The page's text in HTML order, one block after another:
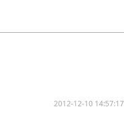
2012-12-10 14:57:17